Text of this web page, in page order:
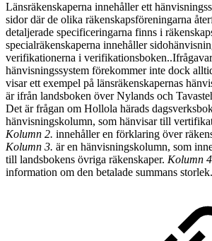
Länsräkenskaperna innehåller ett
sidor där de olika räkenskapsföreningarna
detaljerade specificeringarna finns i
specialräkenskaperna innehåller
verifikationerna i
hänvisningssystem förekommer inte dock
visar ett exempel på länsräkenskapernas
är ifrån landsboken över Nylands och
Det är frågan om Hollola härads
hänvisningskolumn, som hänvisar till
Kolumn 2. innehåller en förklaring över
Kolumn 3. är en hänvisningskolumn, som
till landsbokens övriga räkenskaper. Kolumn
information om den betalade summans storlek.